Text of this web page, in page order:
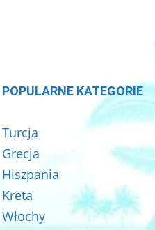
POPULARNE KATEGORIE
Turcja
Grecja
Hiszpania
Kreta
Włochy